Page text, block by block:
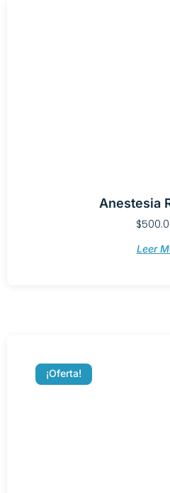
Anestesia
$
Leer
¡Oferta!